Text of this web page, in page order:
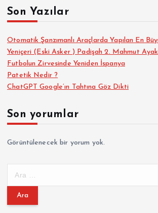
Son Yazılar
Otomatik Şanzımanlı Araçlarda Yapılan En
Yeniçeri (Eski Asker ) Padişah 2. Mahmut
Futbolun Zirvesinde Yeniden İspanya
Patetik Nedir ?
ChatGPT Google’ın Tahtına Göz Dikti
Son yorumlar
Görüntülenecek bir yorum yok.
m